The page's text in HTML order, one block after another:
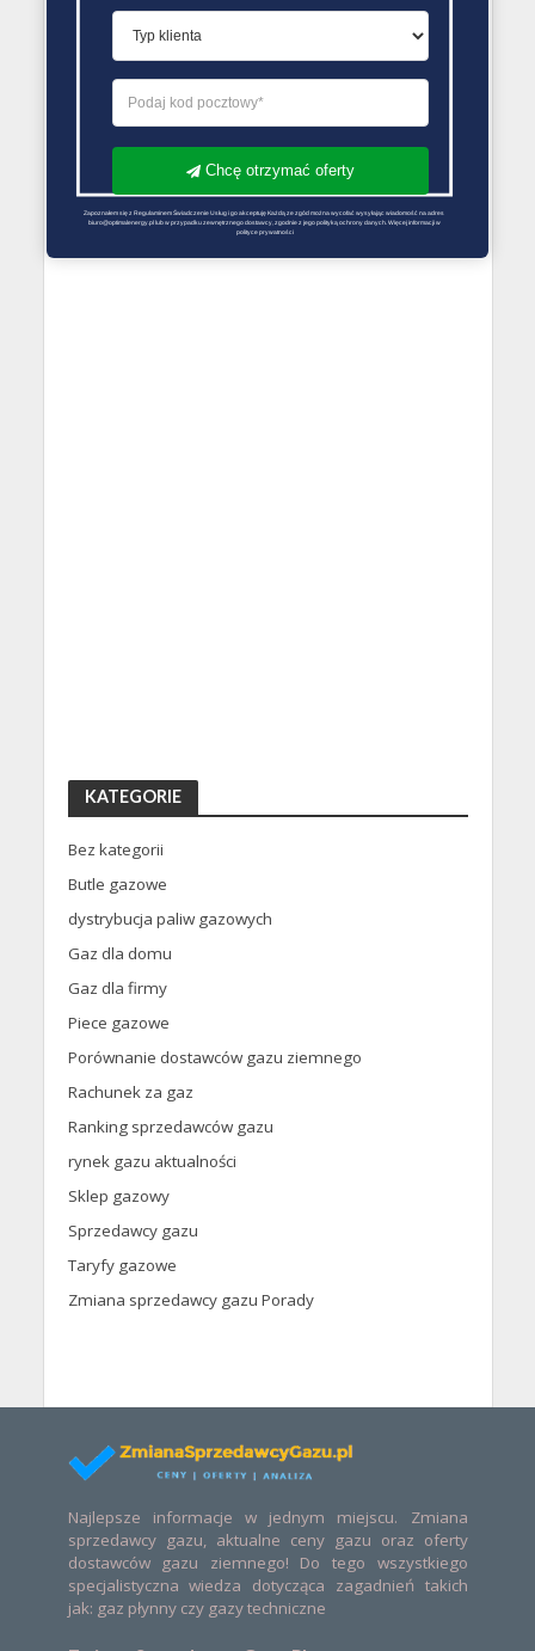
KATEGORIE
Bez kategorii
Butle gazowe
dystrybucja paliw gazowych
Gaz dla domu
Gaz dla firmy
Piece gazowe
Porównanie dostawców gazu ziemnego
Rachunek za gaz
Ranking sprzedawców gazu
rynek gazu aktualności
Sklep gazowy
Sprzedawcy gazu
Taryfy gazowe
Zmiana sprzedawcy gazu Porady
Najlepsze informacje w jednym miejscu. Zmiana
sprzedawcy gazu, aktualne ceny gazu oraz oferty
dostawców gazu ziemnego! Do tego wszystkiego
specjalistyczna wiedza dotycząca zagadnień takich
jak: gaz płynny czy gazy techniczne
Chcę otrzymać oferty
Zapoznałem się z Regulaminem Świadczenie Usług i go akceptuję Każdą ze zgód można wycofać wysyłając wiadomość na adres
biuro@optimalenergy.pl lub w przypadku zewnętrznego dostawcy, zgodnie z jego polityką ochrony danych. Więcej informacji w
polityce prywatności